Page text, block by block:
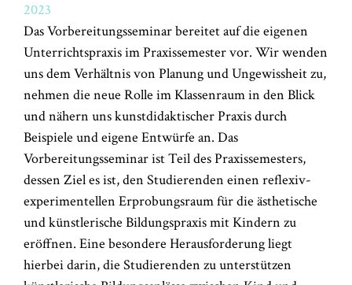
2023
Das Vorbereitungsseminar bereitet auf die eigenen
Unterrichtspraxis im Praxissemester vor. Wir wenden
uns dem Verhältnis von Planung und Ungewissheit zu,
nehmen die neue Rolle im Klassenraum in den Blick
und nähern uns kunstdidaktischer Praxis durch
Beispiele und eigene Entwürfe an. Das
Vorbereitungsseminar ist Teil des Praxissemesters,
dessen Ziel es ist, den Studierenden einen reflexiv-
experimentellen Erprobungsraum für die ästhetische
und künstlerische Bildungspraxis mit Kindern zu
eröffnen. Eine besondere Herausforderung liegt
hierbei darin, die Studierenden zu unterstützen